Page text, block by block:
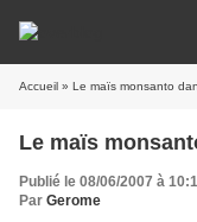
Accueil » Le maïs monsanto
Le maïs
Publié le 08/06/2007 à
Par Gerome